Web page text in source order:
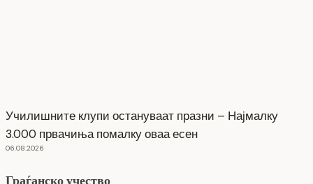
Училишните клупи остануваат празни – Најмалку
3.000 првачиња помалку оваа есен
06.08.2026